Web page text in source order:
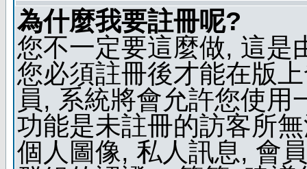
為什麼我要註冊呢?
您不一定要這麼做, 這是
您必須註冊後才能在版
員, 系統將會允許您使
功能是未註冊的訪客所
個人圖像, 私人訊息, 會